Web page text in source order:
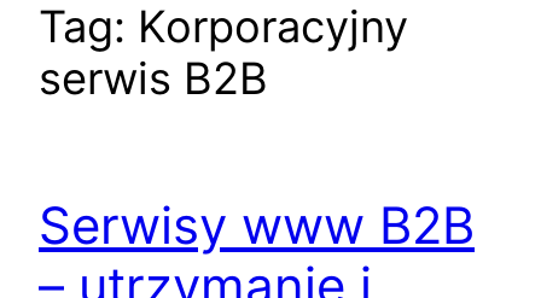
Tag: Korporacyjny
serwis B2B
Serwisy www B2B
– utrzymanie i